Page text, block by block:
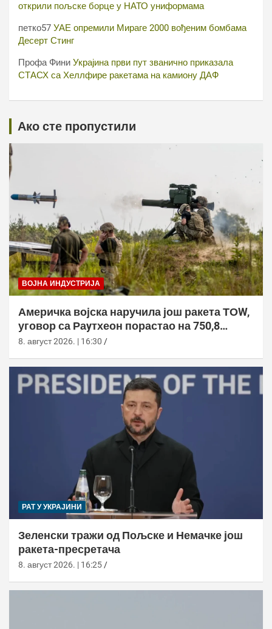
открили пољске борце у НАТО униформама
петко57 УАЕ опремили Мираге 2000 вођеним бомбама
Десерт Стинг
Профа Фини Украјина први пут званично приказала
СТАСХ са Хеллфире ракетама на камиону ДАФ
Ако сте пропустили
ВОЈНА ИНДУСТРИЈА
Америчка војска наручила још ракета ТОW,
уговор са Раyтхеон порастао на 750,8
милиона долара
8. август 2026. | 16:30
РАТ У УКРАЈИНИ
Зеленски тражи од Пољске и Немачке још
ракета-пресретача
8. август 2026. | 16:25